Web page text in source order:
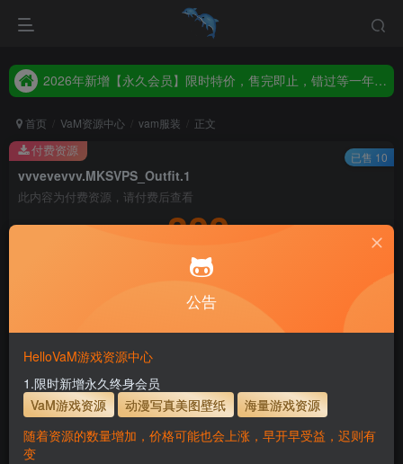
2026年新增【永久会员】限时特价，售完即止，错过等一年！！！
2026年新增【永久会员】限时特价，售完即止，错过等一年！！！
首页 VaM资源中心 vam服装 正文
vvvevevvv.MKSVPS_Outfit.1
此内容为付费资源，请付费后查看
300
永久至尊会员终生有效
会员免费下载资源
主流网盘——高速下载
支付页面打不开或支付后不跳转请联系QQ：3317425885
服装使用教程
解压密码 www.hellovam.com
付费资源 已售 10
公告
HelloVaM游戏资源中心
1.限时新增永久终身会员
VaM游戏资源
动漫写真美图壁纸
海量游戏资源
随着资源的数量增加，价格可能也会上涨，早开早受益，迟则有
变